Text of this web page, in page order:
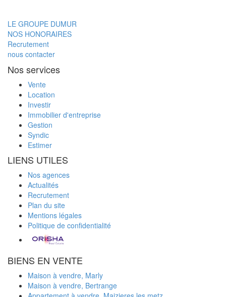
LE GROUPE DUMUR
NOS HONORAIRES
Recrutement
nous contacter
Nos services
Vente
Location
Investir
Immobilier d'entreprise
Gestion
Syndic
Estimer
LIENS UTILES
Nos agences
Actualités
Recrutement
Plan du site
Mentions légales
Politique de confidentialité
BIENS EN VENTE
Maison à vendre, Marly
Maison à vendre, Bertrange